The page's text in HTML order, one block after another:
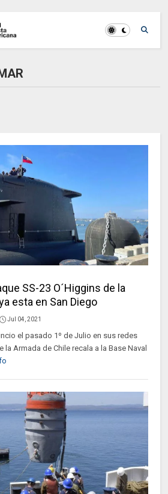
SS-23 O´Higgins de la
esta en San Diego
Jul 04, 2021
el pasado 1º de Julio en sus redes
Armada de Chile recala a la Base Naval